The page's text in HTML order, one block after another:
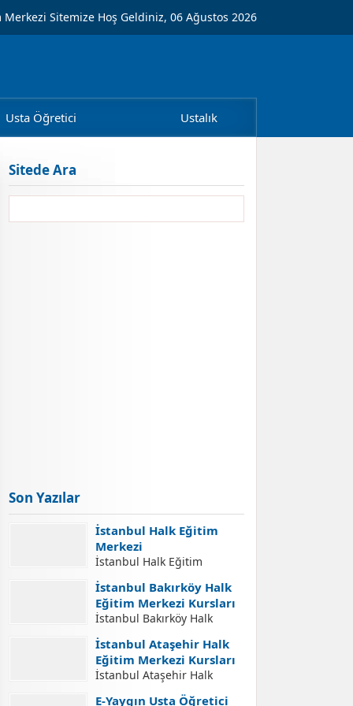
Merkezi Sitemize Hoş Geldiniz, 06 Ağustos 2026
Usta Öğretici Ustalık
Sitede Ara
Son Yazılar
İstanbul Halk Eğitim
Merkezi
İstanbul Halk Eğitim
Merkezi İletişim Adresleri
İstanbul Halk Eğitim
Merkezi İletişim Bilgileri,
İstanbul Halk Eğitim
Merkezleri Adresleri, Halk
Eğitim Merkezlerinde Açılan
Kurslara Kurs Kayıt
İşlemleri Nasıl Yapılır.
İstanbul Bakırköy Halk
Eğitim Merkezi Kursları
İstanbul Bakırköy Halk
Eğitim Merkezi Kursları
İstanbul Bakırköy Halk
Eğitim Merkezi Açılabilecek
Kursları. İstanbul Bakırköy
Halk Eğitim Merkezi Kurs
İstanbul Ataşehir Halk
Eğitim Merkezi Kursları
İstanbul Ataşehir Halk
Eğitim Merkezi Kursları
E-Yaygın Usta Öğretici